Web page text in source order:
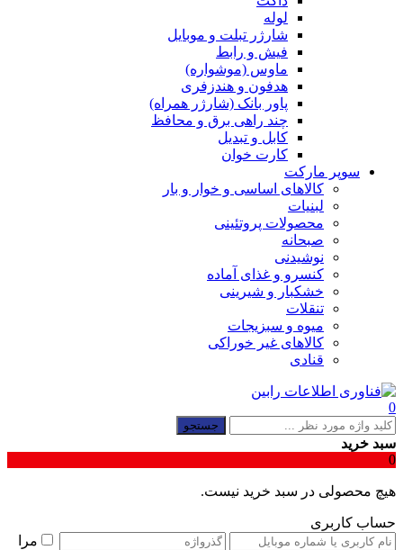
لوله
شارژر تبلت و موبایل
فیش و رابط
ماوس (موشواره)
هدفون و هندزفری
پاور بانک (شارژر همراه)
چند راهی برق و محافظ
کابل و تبدیل
کارت خوان
سوپر مارکت
کالاهای اساسی و خوار و بار
لبنیات
محصولات پروتئینی
صبحانه
نوشیدنی
کنسرو و غذای آماده
خشکبار و شیرینی
تنقلات
میوه و سبزیجات
کالاهای غیر خوراکی
قنادی
0
جستجو
سبد خرید
0
هیچ محصولی در سبد خرید نیست.
حساب کاربری
مرا